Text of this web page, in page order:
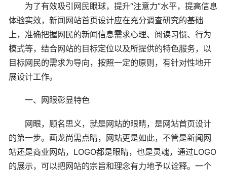
为了有效吸引网民眼球，提升“注意力”水平，提高信息
体验实效，新闻网站首页设计应在充分调查研究的基础
上，准确把握网民的新闻信息需求心理、阅读习惯、行为
模式等，结合网站的目标定位以及所提供的特色服务，以
目标网民的需求为导向，按照一定的原则，有针对性地开
展设计工作。
一、网眼彰显特色
网眼，顾名思义，就是网站的眼睛，是网站首页设计
的第一步。画龙尚需点睛，网站更是如此，不管是新闻网
站还是商业网站，LOGO都是眼睛，也是灵魂，通过LOGO
的展示，可以把网站的宗旨和理念有力地予以诠释。一个